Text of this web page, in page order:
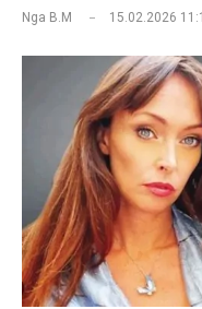
Nga B.M 15.02.2026